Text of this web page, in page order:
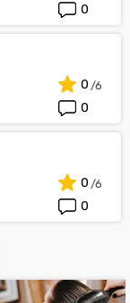
0
0
0
0
0